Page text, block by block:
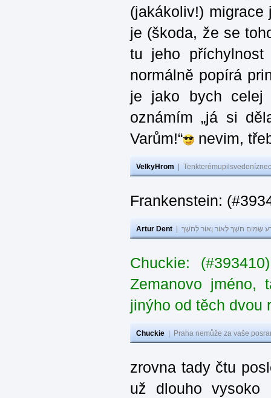
(jakákoliv!)
je (škoda, že se
tu jeho
normálně popírá
je jako bych celej
oznámím „já si
Varům!“
nevim,
VelkyHrom
Frankenstein:
Artur Dent שָׂמִים חֹשֶׁךְ לְאוֹר וְאוֹר לְחֹשֶׁךְ
Chuckie:
Zemanovo jméno,
jinýho od těch dvou
Chuckie Praha nemůže za vaše
zrovna tady čtu
už dlouho